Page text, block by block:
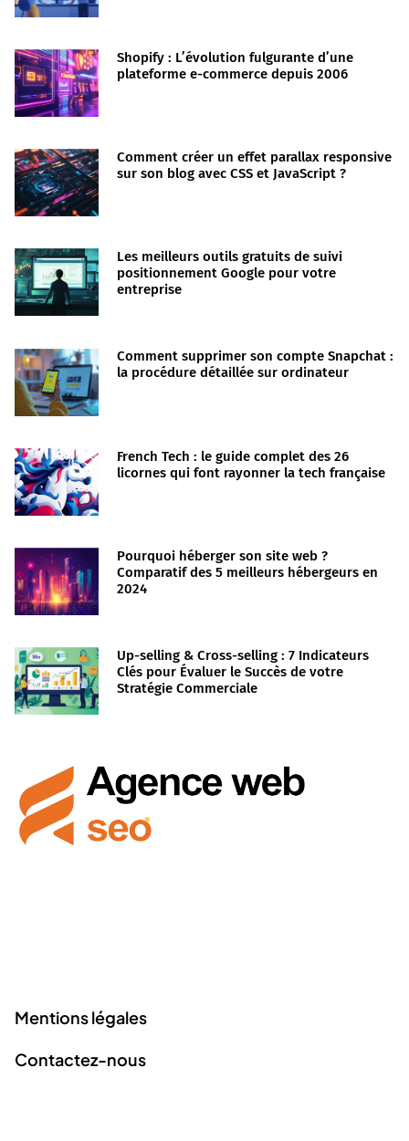
Shopify : L’évolution fulgurante d’une
plateforme e-commerce depuis 2006
Comment créer un effet parallax responsive
sur son blog avec CSS et JavaScript ?
Les meilleurs outils gratuits de suivi
positionnement Google pour votre
entreprise
Comment supprimer son compte Snapchat :
la procédure détaillée sur ordinateur
French Tech : le guide complet des 26
licornes qui font rayonner la tech française
Pourquoi héberger son site web ?
Comparatif des 5 meilleurs hébergeurs en
2024
Up-selling & Cross-selling : 7 Indicateurs
Clés pour Évaluer le Succès de votre
Stratégie Commerciale
Mentions légales
Contactez-nous